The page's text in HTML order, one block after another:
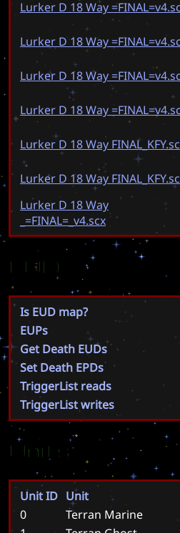
Lurker D 18 Way
Lurker D 18 Way
Lurker D 18 Way
Lurker D 18 Way
Lurker D 18 Way
Lurker D 18 Way
Lurker D 18 Way
_=FINAL=_v4.scx
EUD
Is EUD map?
EUPs
Get Death EUDs
Set Death EPDs
TriggerList reads
TriggerList writes
Units
Unit ID Unit
0
Terran Marine